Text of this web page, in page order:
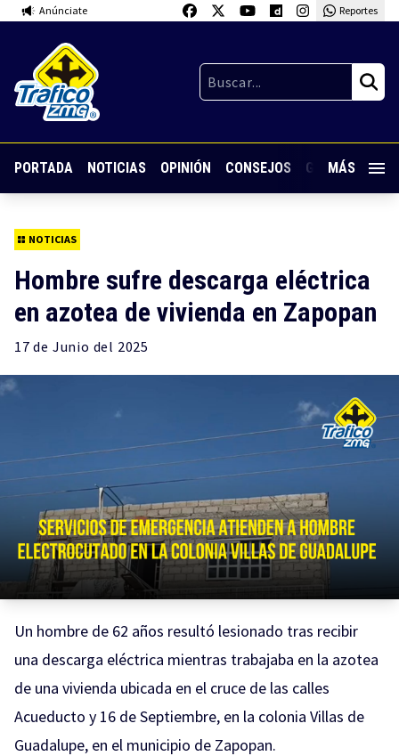
Anúnciate Reportes
PORTADA NOTICIAS OPINIÓN CONSEJOS GUARDIA
MÁS
NOTICIAS
Hombre sufre descarga eléctrica
en azotea de vivienda en Zapopan
17 de Junio del 2025
Un hombre de 62 años resultó lesionado tras recibir
una descarga eléctrica mientras trabajaba en la azotea
de una vivienda ubicada en el cruce de las calles
Acueducto y 16 de Septiembre, en la colonia Villas de
Guadalupe, en el municipio de Zapopan.